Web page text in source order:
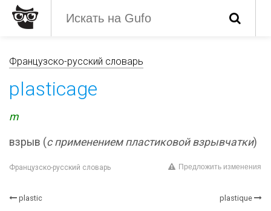
Французско-русский словарь
plasticage
m
взрыв (с применением пластиковой взрывчатки)
Французско-русский словарь Предложить изменения
plastic plastique